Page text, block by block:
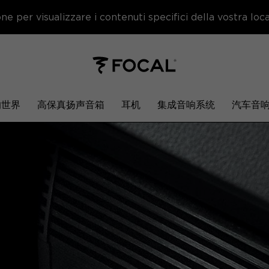
per visualizzare i contenuti specifici della vostra
界 高保真扬声音箱 耳机 集成音响系统 汽车音